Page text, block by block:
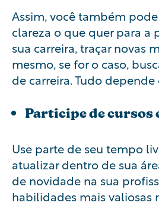
Assim, você também
clareza o que quer para a
sua carreira, traçar novas
mesmo, se for o caso,
de carreira. Tudo depende
Participe de cursos
Use parte de seu tempo
atualizar dentro de sua
de novidade na sua
habilidades mais valiosas